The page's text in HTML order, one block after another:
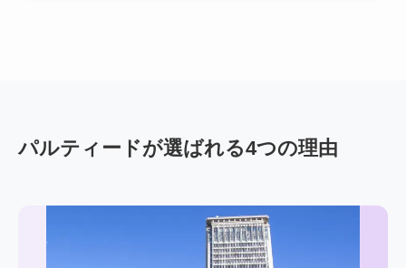
パルティードが選ばれる4つの理由